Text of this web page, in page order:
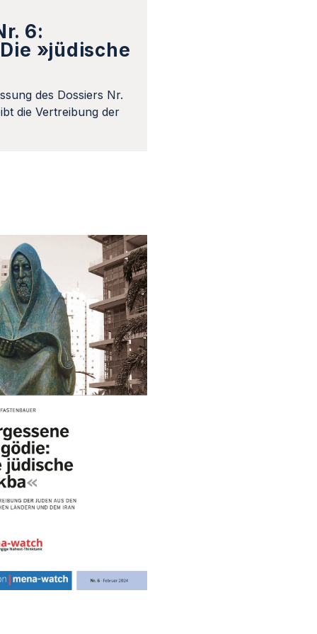
6:
»jüdische
des Dossiers Nr.
die Vertreibung der